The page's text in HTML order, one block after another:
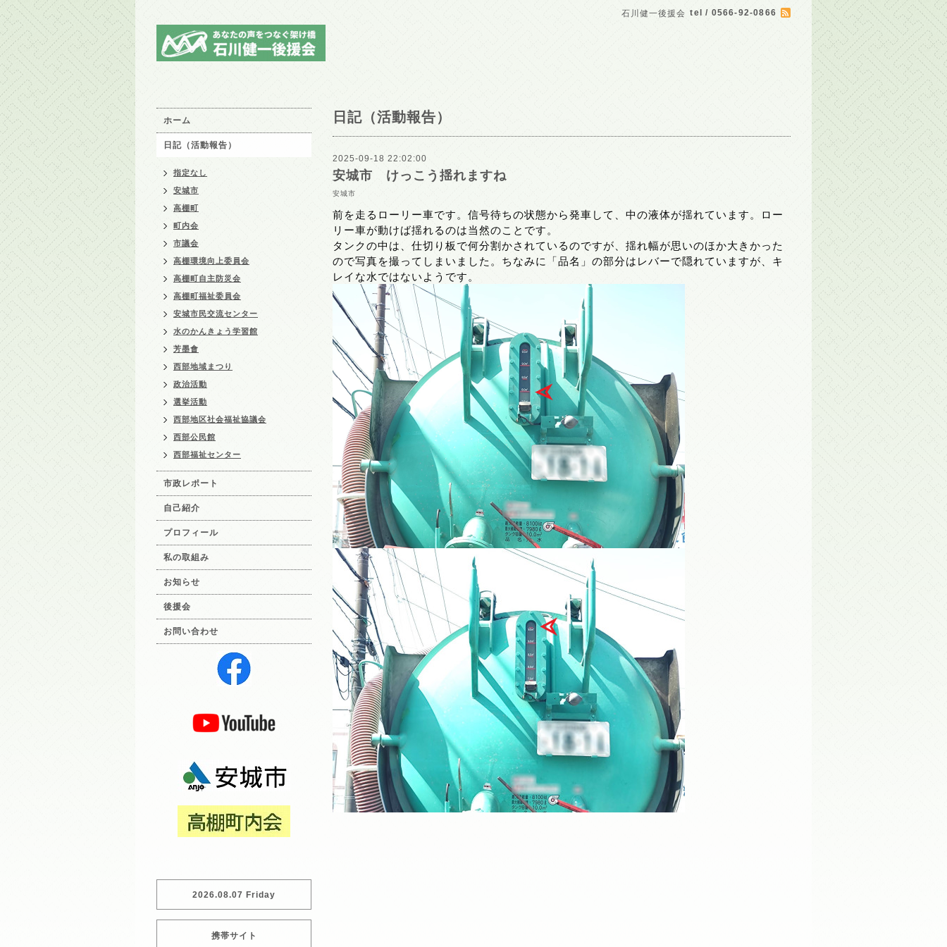
石川健一後援会 tel / 0566-92-0866
日記（活動報告）
2025-09-18 22:02:00
安城市 けっこう揺れますね
安城市
前を走るローリー車です。信号待ちの状態から発車して、中の液体が揺れています。ロー
リー車が動けば揺れるのは当然のことです。
タンクの中は、仕切り板で何分割かされているのですが、揺れ幅が思いのほか大きかった
ので写真を撮ってしまいました。ちなみに「品名」の部分はレバーで隠れていますが、キ
レイな水ではないようです。
ホーム
日記（活動報告）
指定なし
安城市
高棚町
町内会
市議会
高棚環境向上委員会
高棚町自主防災会
高棚町福祉委員会
安城市民交流センター
水のかんきょう学習館
芳墨會
西部地域まつり
政治活動
選挙活動
西部地区社会福祉協議会
西部公民館
西部福祉センター
市政レポート
自己紹介
プロフィール
私の取組み
お知らせ
後援会
お問い合わせ
2026.08.07 Friday
携帯サイト